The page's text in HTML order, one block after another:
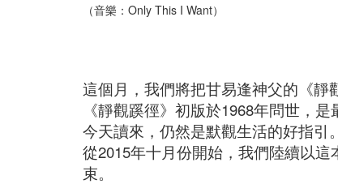
（音樂：Only This I Want）
這個月，我們將把甘易逢神父的《靜
《靜觀蹊徑》初版於1968年問世，是
今天讀來，仍然是默觀生活的好指引。
從2015年十月份開始，我們陸續以
束。